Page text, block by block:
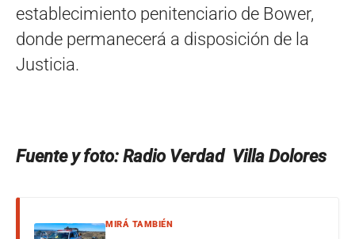
establecimiento penitenciario de Bower,
donde permanecerá a disposición de la
Justicia.
Fuente y foto: Radio Verdad Villa Dolores
MIRÁ TAMBIÉN